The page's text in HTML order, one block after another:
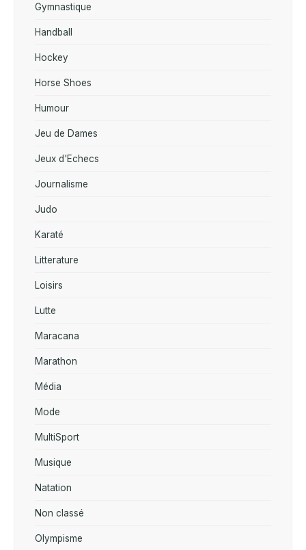
Gymnastique
Handball
Hockey
Horse Shoes
Humour
Jeu de Dames
Jeux d'Echecs
Journalisme
Judo
Karaté
Litterature
Loisirs
Lutte
Maracana
Marathon
Média
Mode
MultiSport
Musique
Natation
Non classé
Olympisme